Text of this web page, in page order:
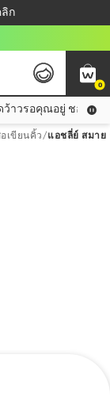
ก 🎉
0
าวรอคุณอยู่ ชอปคุ้มก
เขียนคิ้ว/แอชลี่ย์ สมาย